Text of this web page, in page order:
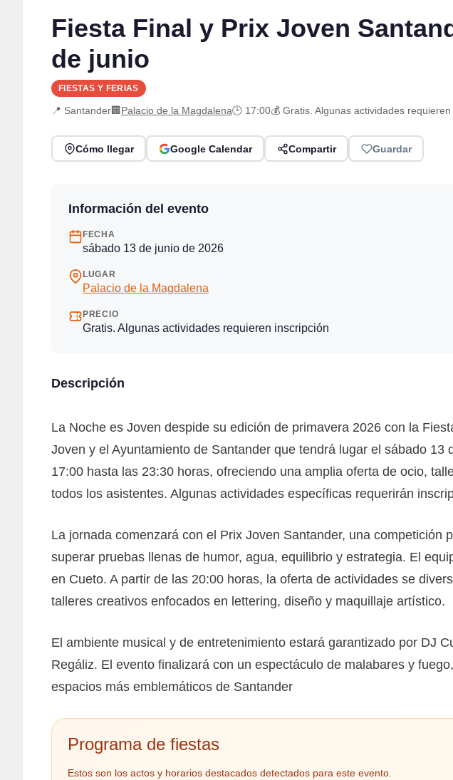
Fiesta Final y Prix Joven
de junio
FIESTAS Y FERIAS
📍 Santander🏢 Palacio de la Magdalena🕒 17:00💰 Gratis. Algunas actividades
Cómo llegar Google Calendar Compartir Guardar
Información del evento
FECHA
sábado 13 de junio de 2026
LUGAR
Palacio de la Magdalena
PRECIO
Gratis. Algunas actividades requieren inscripción
Descripción
La Noche es Joven despide su edición de primavera 2026 con la
Joven y el Ayuntamiento de Santander que tendrá lugar el sábado
17:00 hasta las 23:30 horas, ofreciendo una amplia oferta de ocio,
todos los asistentes. Algunas actividades específicas requerirán
La jornada comenzará con el Prix Joven Santander, una
superar pruebas llenas de humor, agua, equilibrio y estrategia. El
en Cueto. A partir de las 20:00 horas, la oferta de actividades se
talleres creativos enfocados en lettering, diseño y maquillaje artístico.
El ambiente musical y de entretenimiento estará garantizado por DJ
Regáliz. El evento finalizará con un espectáculo de malabares y
espacios más emblemáticos de Santander
Programa de fiestas
Estos son los actos y horarios destacados detectados para este evento.